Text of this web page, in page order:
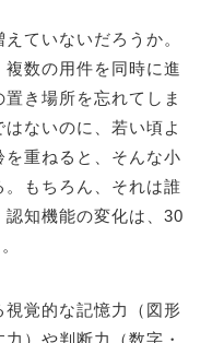
ていないだろうか。
数の用件を同時に進
き場所を忘れてしま
ないのに、若い頃よ
重ねると、そんな小
もちろん、それは誰
知機能の変化は、30
覚的な記憶力（図形
）や判断力（数字・